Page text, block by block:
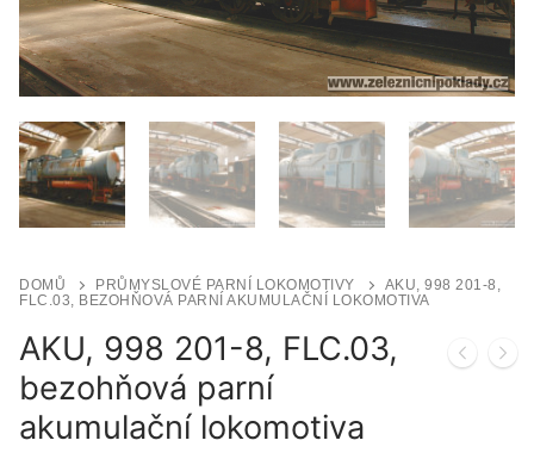
DOMŮ PRŮMYSLOVÉ PARNÍ LOKOMOTIVY
AKU, 998 201-8,
FLC.03, BEZOHŇOVÁ PARNÍ AKUMULAČNÍ LOKOMOTIVA
AKU, 998 201-8, FLC.03,
bezohňová parní
akumulační lokomotiva